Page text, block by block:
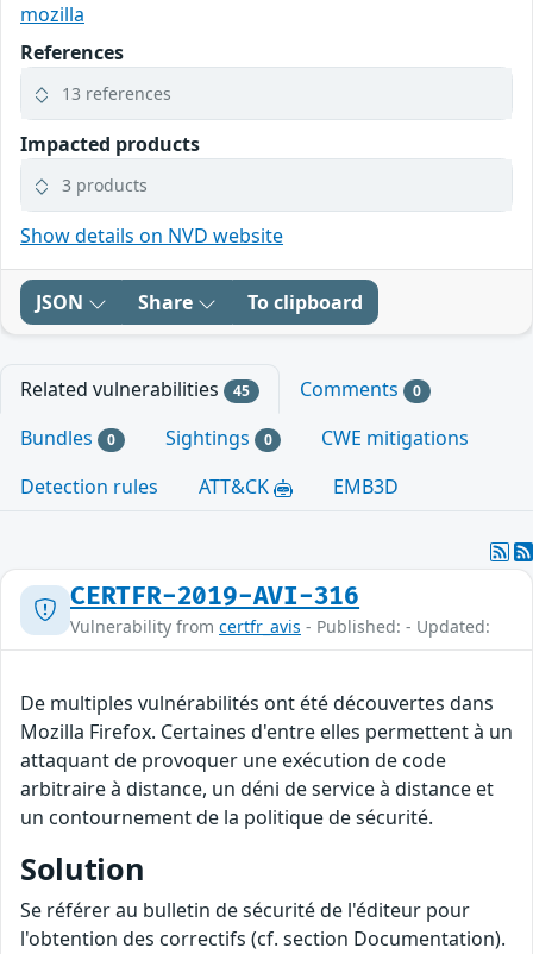
mozilla
References
13 references
Impacted products
3 products
Show details on NVD website
JSON Share To clipboard
Related vulnerabilities 45 Comments 0
Bundles 0 Sightings 0
CWE mitigations
Detection rules
ATT&CK EMB3D
CERTFR-2019-AVI-316
Vulnerability from certfr_avis - Published: - Updated:
De multiples vulnérabilités ont été découvertes dans
Mozilla Firefox. Certaines d'entre elles permettent à un
attaquant de provoquer une exécution de code
arbitraire à distance, un déni de service à distance et
un contournement de la politique de sécurité.
Solution
Se référer au bulletin de sécurité de l'éditeur pour
l'obtention des correctifs (cf. section Documentation).